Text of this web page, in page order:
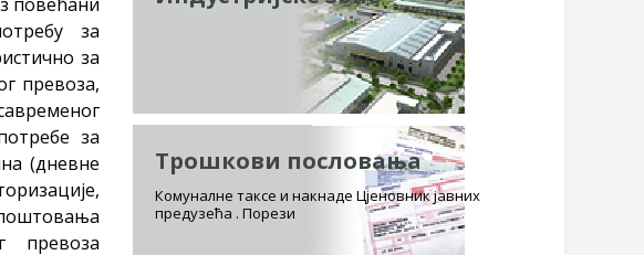
за
за
превоза,
за
(дневне
превоза
Трошкови пословања
Комуналне таксе и накнаде Цјеновник јавних
предузећа . Порези